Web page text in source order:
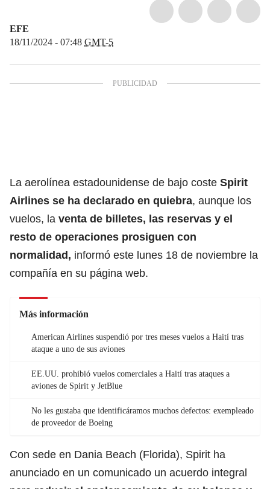
EFE
18/11/2024 - 07:48 GMT-5
La aerolínea estadounidense de bajo coste Spirit
Airlines se ha declarado en quiebra, aunque los
vuelos, la venta de billetes, las reservas y el
resto de operaciones prosiguen con
normalidad, informó este lunes 18 de noviembre la
compañía en su página web.
Más información
American Airlines suspendió por tres meses vuelos a Haití tras
ataque a uno de sus aviones
EE.UU. prohibió vuelos comerciales a Haití tras ataques a
aviones de Spirit y JetBlue
No les gustaba que identificáramos muchos defectos: exempleado
de proveedor de Boeing
Con sede en Dania Beach (Florida), Spirit ha
anunciado en un comunicado un acuerdo integral